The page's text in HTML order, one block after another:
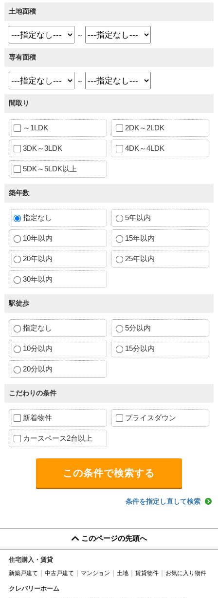
土地面積
～
専有面積
～
間取り
～1LDK 2DK～2LDK
3DK～3LDK 4DK～4LDK
5DK～5LDK以上
築年数
指定なし 5年以内
10年以内 15年以内
20年以内 25年以内
30年以内
駅徒歩
指定なし 5分以内
10分以内 15分以内
20分以内
こだわりの条件
新着物件 プライスダウン
カースペース2台以上
条件を指定し直して検索
このページの先頭へ
住宅購入・賃貸
新築戸建て 中古戸建て マンション 土地 賃貸物件 お気に入り物件
クレバリーホーム